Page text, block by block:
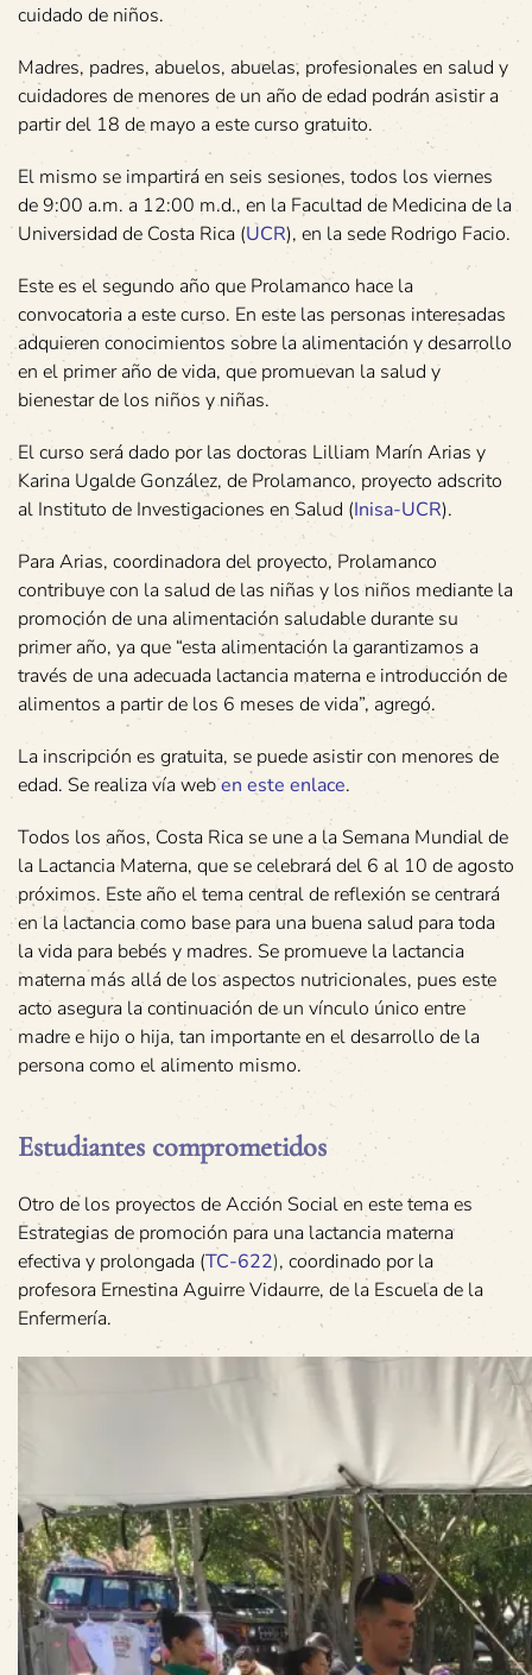
cuidado de niños.
Madres, padres, abuelos, abuelas, profesionales en salud y
cuidadores de menores de un año de edad podrán asistir a
partir del 18 de mayo a este curso gratuito.
El mismo se impartirá en seis sesiones, todos los viernes
de 9:00 a.m. a 12:00 m.d., en la Facultad de Medicina de la
Universidad de Costa Rica (UCR), en la sede Rodrigo Facio.
Este es el segundo año que Prolamanco hace la
convocatoria a este curso. En este las personas interesadas
adquieren conocimientos sobre la alimentación y desarrollo
en el primer año de vida, que promuevan la salud y
bienestar de los niños y niñas.
El curso será dado por las doctoras Lilliam Marín Arias y
Karina Ugalde González, de Prolamanco, proyecto adscrito
al Instituto de Investigaciones en Salud (Inisa-UCR).
Para Arias, coordinadora del proyecto, Prolamanco
contribuye con la salud de las niñas y los niños mediante la
promoción de una alimentación saludable durante su
primer año, ya que “esta alimentación la garantizamos a
través de una adecuada lactancia materna e introducción de
alimentos a partir de los 6 meses de vida”, agregó.
La inscripción es gratuita, se puede asistir con menores de
edad. Se realiza vía weben este enlace.
Todos los años, Costa Rica se une a la Semana Mundial de
la Lactancia Materna, que se celebrará del 6 al 10 de agosto
próximos. Este año el tema central de reflexión se centrará
en la lactancia como base para una buena salud para toda
la vida para bebés y madres. Se promueve la lactancia
materna más allá de los aspectos nutricionales, pues este
acto asegura la continuación de un vínculo único entre
madre e hijo o hija, tan importante en el desarrollo de la
persona como el alimento mismo.
Estudiantes comprometidos
Otro de los proyectos de Acción Social en este tema es
Estrategias de promoción para una lactancia materna
efectiva y prolongada (TC-622), coordinado por la
profesora Ernestina Aguirre Vidaurre, de la Escuela de la
Enfermería.